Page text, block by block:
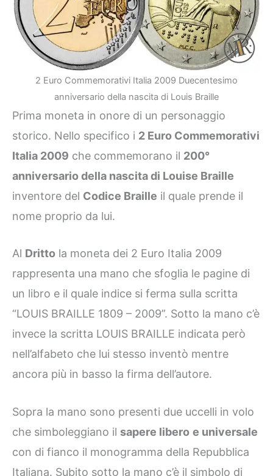
2 Euro Commemorativi Italia 2009 Duecentesimo
anniversario della nascita di Louis Braille
Prima moneta in onore di un personaggio
storico. Nello specifico i 2 Euro Commemorativi
Italia 2009 che commemorano il 200°
anniversario della nascita di Louise Braille
inventore del Codice Braille il quale prende il
nome proprio da lui.
Al Dritto la moneta dei 2 Euro Italia 2009
rappresenta una mano che sfoglia le pagine di
un libro e il quale indice si ferma sulla scritta
“LOUIS BRAILLE 1809 – 2009”. Sotto la mano c’è
invece la scritta LOUIS BRAILLE indicata però
nell’alfabeto che lui stesso inventò mentre
ancora più in basso la firma dell’autore.
Sopra la mano sono presenti due uccelli in volo
che simboleggiano il sapere libero e universale
con di fianco il monogramma della Repubblica
Italiana. Subito sotto la mano c’è il simbolo di